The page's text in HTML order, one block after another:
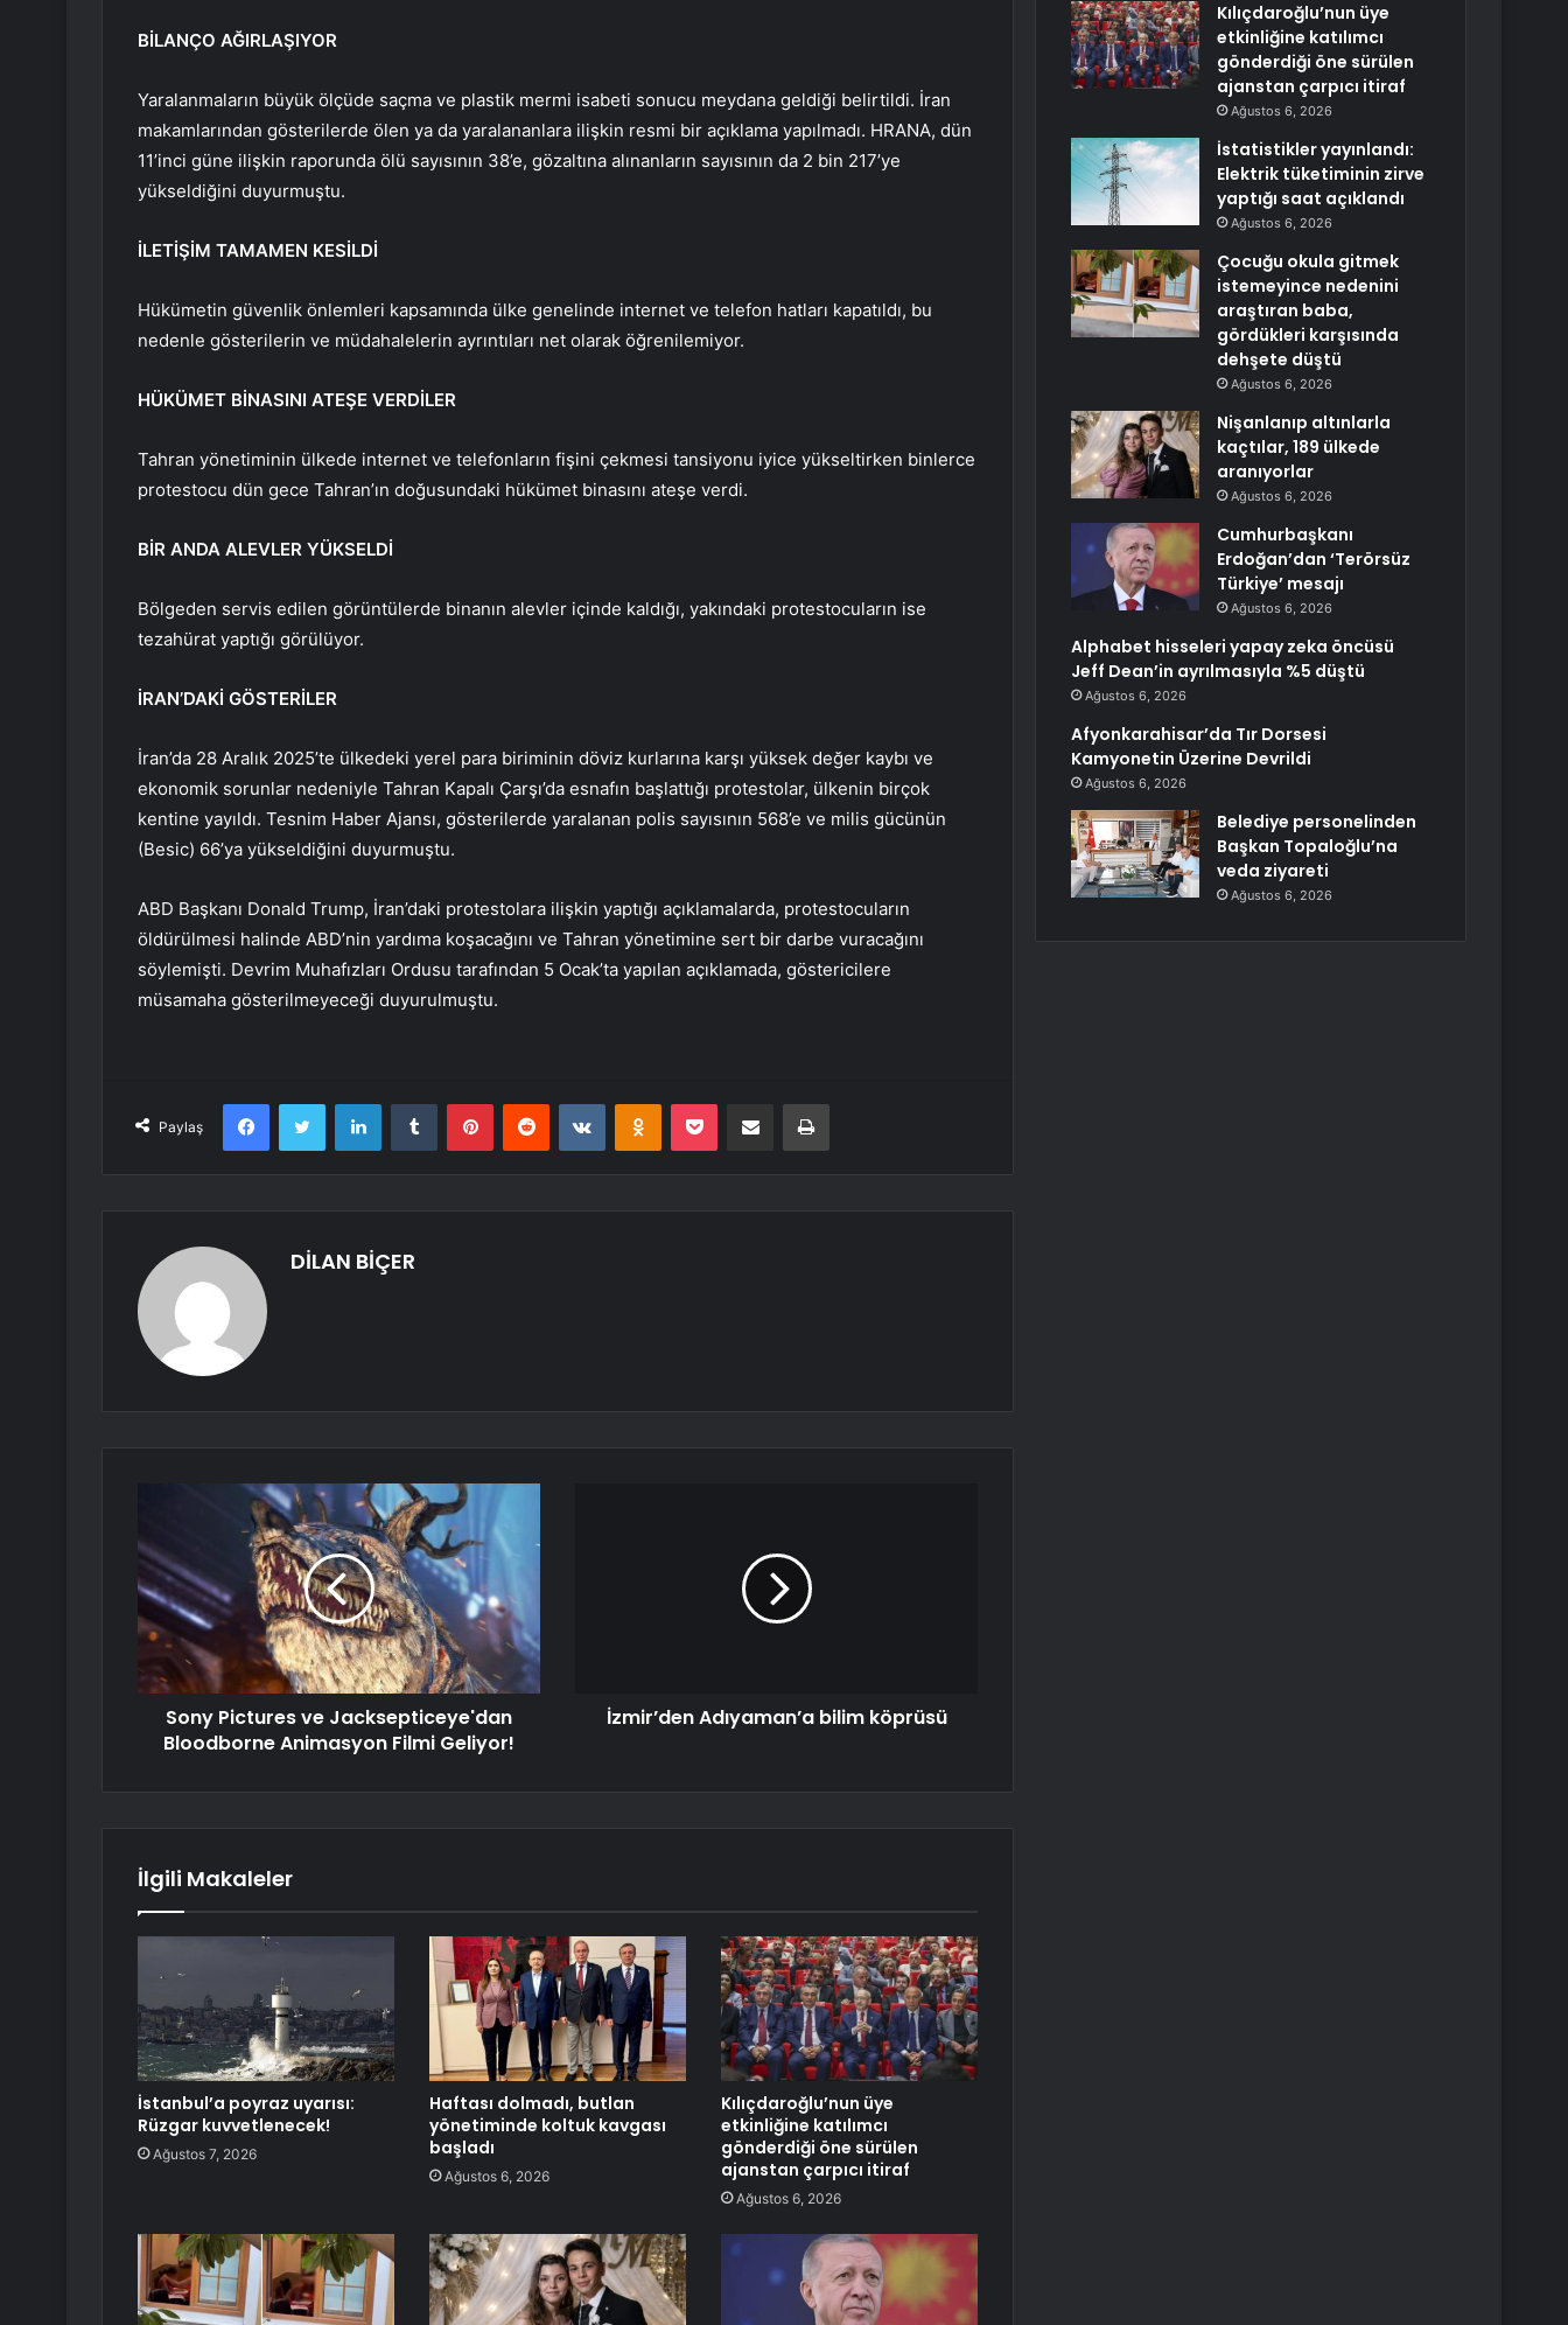
BİLANÇO AĞIRLAŞIYOR
Yaralanmaların büyük ölçüde saçma ve plastik mermi isabeti sonucu meydana geldiği belirtildi. İran
makamlarından gösterilerde ölen ya da yaralananlara ilişkin resmi bir açıklama yapılmadı. HRANA, dün
11’inci güne ilişkin raporunda ölü sayısının 38’e, gözaltına alınanların sayısının da 2 bin 217’ye
yükseldiğini duyurmuştu.
İLETİŞİM TAMAMEN KESİLDİ
Hükümetin güvenlik önlemleri kapsamında ülke genelinde internet ve telefon hatları kapatıldı, bu
nedenle gösterilerin ve müdahalelerin ayrıntıları net olarak öğrenilemiyor.
HÜKÜMET BİNASINI ATEŞE VERDİLER
Tahran yönetiminin ülkede internet ve telefonların fişini çekmesi tansiyonu iyice yükseltirken binlerce
protestocu dün gece Tahran’ın doğusundaki hükümet binasını ateşe verdi.
BİR ANDA ALEVLER YÜKSELDİ
Bölgeden servis edilen görüntülerde binanın alevler içinde kaldığı, yakındaki protestocuların ise
tezahürat yaptığı görülüyor.
İRAN’DAKİ GÖSTERİLER
İran’da 28 Aralık 2025’te ülkedeki yerel para biriminin döviz kurlarına karşı yüksek değer kaybı ve
ekonomik sorunlar nedeniyle Tahran Kapalı Çarşı’da esnafın başlattığı protestolar, ülkenin birçok
kentine yayıldı. Tesnim Haber Ajansı, gösterilerde yaralanan polis sayısının 568’e ve milis gücünün
(Besic) 66’ya yükseldiğini duyurmuştu.
ABD Başkanı Donald Trump, İran’daki protestolara ilişkin yaptığı açıklamalarda, protestocuların
öldürülmesi halinde ABD’nin yardıma koşacağını ve Tahran yönetimine sert bir darbe vuracağını
söylemişti. Devrim Muhafızları Ordusu tarafından 5 Ocak’ta yapılan açıklamada, göstericilere
müsamaha gösterilmeyeceği duyurulmuştu.
Paylaş
FacebookTwitter LinkedInTumblr PinterestReddit VKontakteOdnoklassniki
Pocket E-Posta ile paylaş Yazdır
DİLAN BİÇER
Sony Pictures ve Jacksepticeye'dan
Bloodborne Animasyon Filmi Geliyor!
İzmir’den Adıyaman’a bilim köprüsü
İlgili Makaleler
İstanbul’a poyraz uyarısı:
Rüzgar kuvvetlenecek!
Ağustos 7, 2026
Haftası dolmadı, butlan
yönetiminde koltuk kavgası
başladı
Ağustos 6, 2026
Kılıçdaroğlu’nun üye
etkinliğine katılımcı
gönderdiği öne sürülen
ajanstan çarpıcı itiraf
Ağustos 6, 2026
Kılıçdaroğlu’nun üye
etkinliğine katılımcı
gönderdiği öne sürülen
ajanstan çarpıcı itiraf
Ağustos 6, 2026
İstatistikler yayınlandı:
Elektrik tüketiminin zirve
yaptığı saat açıklandı
Ağustos 6, 2026
Çocuğu okula gitmek
istemeyince nedenini
araştıran baba,
gördükleri karşısında
dehşete düştü
Ağustos 6, 2026
Nişanlanıp altınlarla
kaçtılar, 189 ülkede
aranıyorlar
Ağustos 6, 2026
Cumhurbaşkanı
Erdoğan’dan ‘Terörsüz
Türkiye’ mesajı
Ağustos 6, 2026
Alphabet hisseleri yapay zeka öncüsü
Jeff Dean’in ayrılmasıyla %5 düştü
Ağustos 6, 2026
Afyonkarahisar’da Tır Dorsesi
Kamyonetin Üzerine Devrildi
Ağustos 6, 2026
Belediye personelinden
Başkan Topaloğlu’na
veda ziyareti
Ağustos 6, 2026